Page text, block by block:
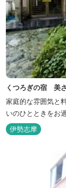
くつろぎの宿 美
家庭的な雰囲気と
いのひとときをお
伊勢志摩